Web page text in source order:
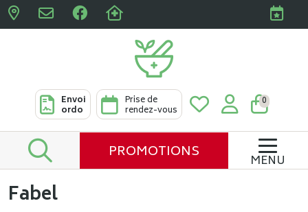
Pharmacies Clabots &
Envoi
ordo
Prise de
rendez-vous
0
PROMOTIONS MENU
Fabel